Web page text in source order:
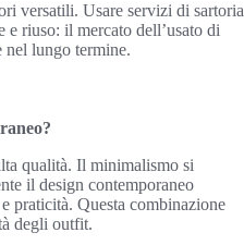
versatili. Usare servizi di sartoria
e riuso: il mercato dell’usato di
nel lungo termine.
qualità. Il minimalismo si
il design contemporaneo
praticità. Questa combinazione
degli outfit.